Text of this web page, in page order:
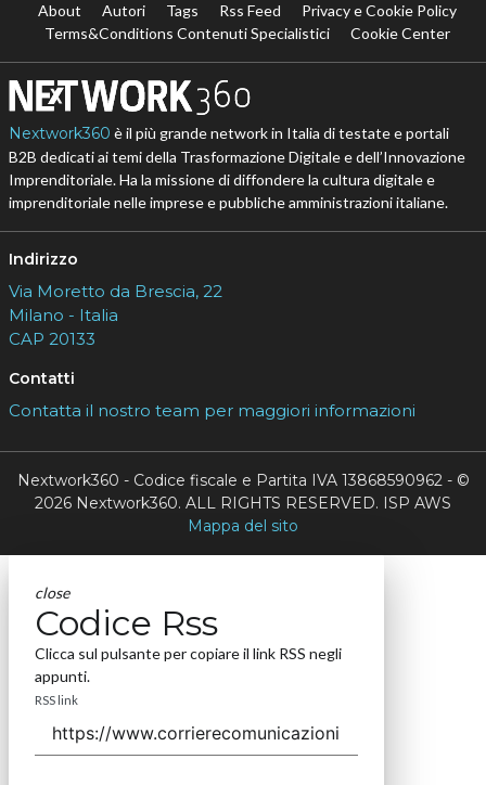
About Autori Tags Rss Feed
Privacy e Cookie Policy
Terms&Conditions Contenuti Specialistici
Cookie Center
Nextwork360 è il più grande network in Italia di testate e portali
B2B dedicati ai temi della Trasformazione Digitale e dell’Innovazione
Imprenditoriale. Ha la missione di diffondere la cultura digitale e
imprenditoriale nelle imprese e pubbliche amministrazioni italiane.
Indirizzo
Via Moretto da Brescia, 22
Milano - Italia
CAP 20133
Contatti
Contatta il nostro team per maggiori informazioni
Nextwork360 - Codice fiscale e Partita IVA 13868590962 - ©
2026 Nextwork360. ALL RIGHTS RESERVED. ISP AWS
Mappa del sito
close
Codice Rss
Clicca sul pulsante per copiare il link RSS negli
appunti.
RSS link